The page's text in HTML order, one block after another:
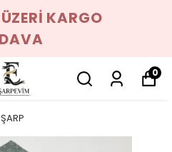
KARGO
0